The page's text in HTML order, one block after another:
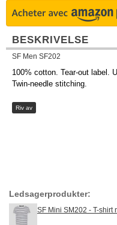
BESKRIVELSE
SF Men SF202
100% cotton. Tear-out label.
Twin-needle stitching.
Riv av
Ledsagerprodukter:
SF Mini SM202 - T-shirt